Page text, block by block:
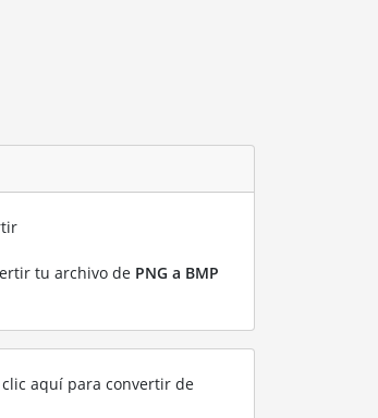
tu archivo de PNG a BMP
aquí para convertir de